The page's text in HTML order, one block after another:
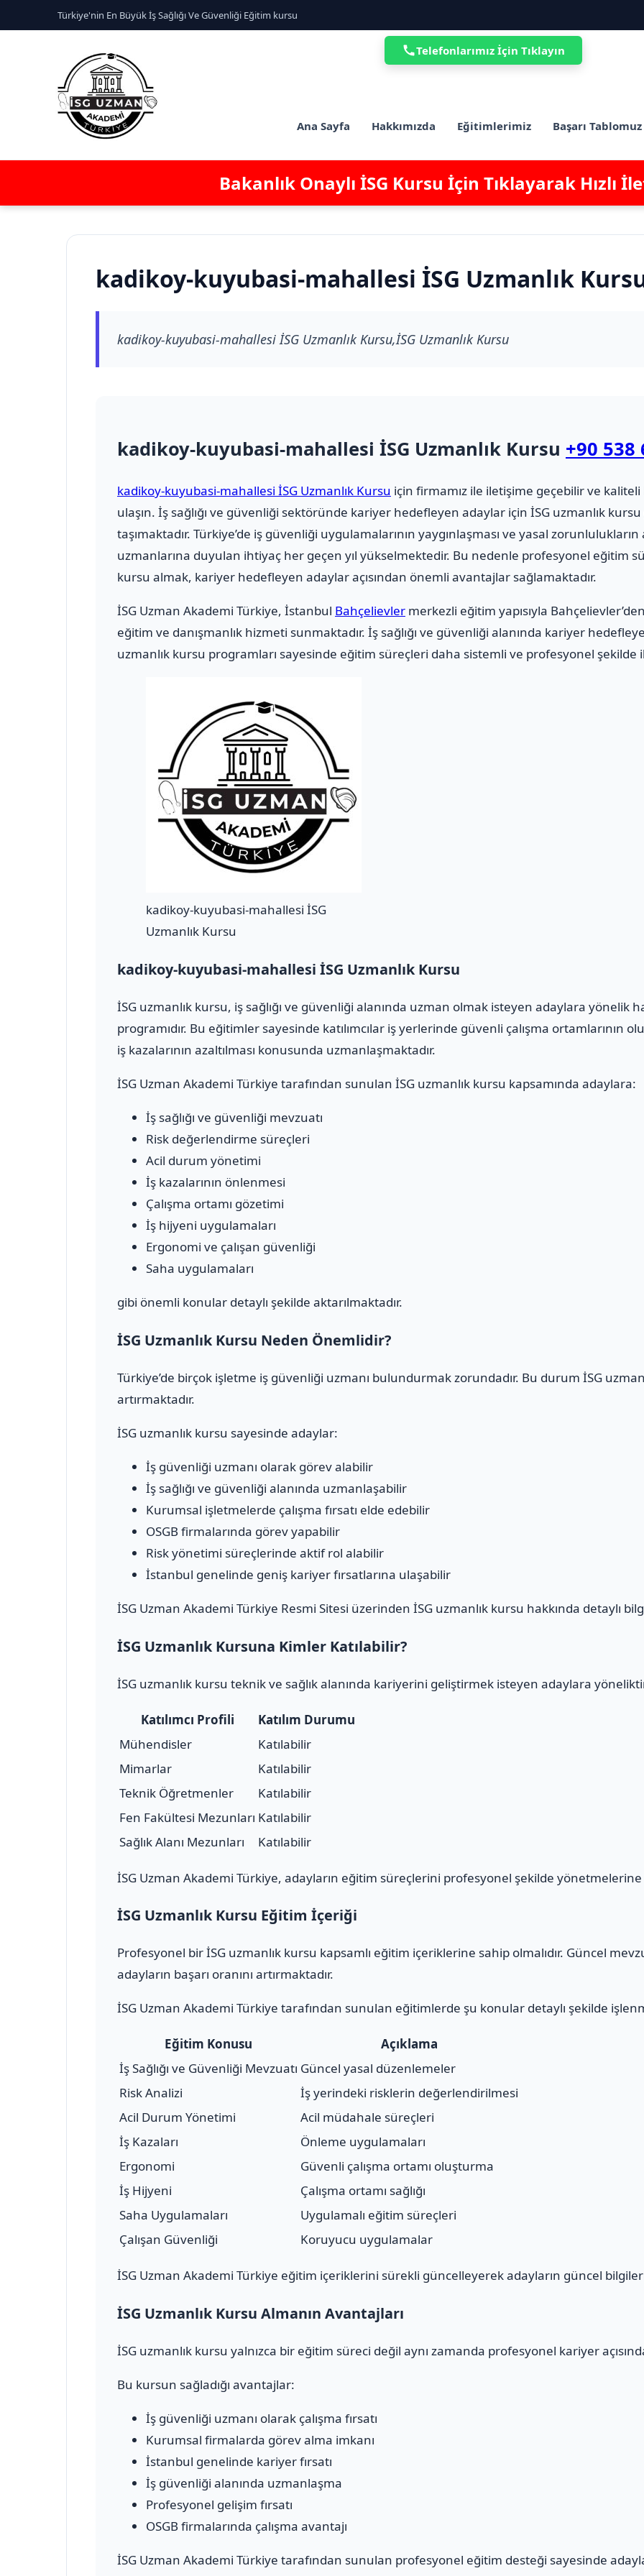
Türkiye'nin En Büyük İş Sağlığı Ve Güvenliği Eğitim kursu
Ana Sayfa Hakkımızda Eğitimlerimiz Başarı Tablomuz
Bakanlık Onaylı İSG Kursu İçin Tıklayarak Hızlı
kadikoy-kuyubasi-mahallesi İSG Uzmanlık
kadikoy-kuyubasi-mahallesi İSG Uzmanlık Kursu,İSG Uzmanlık Kursu
kadikoy-kuyubasi-mahallesi İSG Uzmanlık Kursu +90 538
kadikoy-kuyubasi-mahallesi İSG Uzmanlık Kursu için firmamız ile iletişime geçebilir ve
ulaşın. İş sağlığı ve güvenliği sektöründe kariyer hedefleyen adaylar için İSG uzmanlık
taşımaktadır. Türkiye’de iş güvenliği uygulamalarının yaygınlaşması ve yasal
uzmanlarına duyulan ihtiyaç her geçen yıl yükselmektedir. Bu nedenle profesyonel eğitim
kursu almak, kariyer hedefleyen adaylar açısından önemli avantajlar sağlamaktadır.
İSG Uzman Akademi Türkiye, İstanbul Bahçelievler merkezli eğitim yapısıyla
eğitim ve danışmanlık hizmeti sunmaktadır. İş sağlığı ve güvenliği alanında kariyer
uzmanlık kursu programları sayesinde eğitim süreçleri daha sistemli ve profesyonel şekilde
kadikoy-kuyubasi-mahallesi İSG
Uzmanlık Kursu
kadikoy-kuyubasi-mahallesi İSG Uzmanlık Kursu
İSG uzmanlık kursu, iş sağlığı ve güvenliği alanında uzman olmak isteyen adaylara yönelik
programıdır. Bu eğitimler sayesinde katılımcılar iş yerlerinde güvenli çalışma ortamlarının
iş kazalarının azaltılması konusunda uzmanlaşmaktadır.
İSG Uzman Akademi Türkiye tarafından sunulan İSG uzmanlık kursu kapsamında adaylara:
İş sağlığı ve güvenliği mevzuatı
Risk değerlendirme süreçleri
Acil durum yönetimi
İş kazalarının önlenmesi
Çalışma ortamı gözetimi
İş hijyeni uygulamaları
Ergonomi ve çalışan güvenliği
Saha uygulamaları
gibi önemli konular detaylı şekilde aktarılmaktadır.
İSG Uzmanlık Kursu Neden Önemlidir?
Türkiye’de birçok işletme iş güvenliği uzmanı bulundurmak zorundadır. Bu durum İSG
artırmaktadır.
İSG uzmanlık kursu sayesinde adaylar:
İş güvenliği uzmanı olarak görev alabilir
İş sağlığı ve güvenliği alanında uzmanlaşabilir
Kurumsal işletmelerde çalışma fırsatı elde edebilir
OSGB firmalarında görev yapabilir
Risk yönetimi süreçlerinde aktif rol alabilir
İstanbul genelinde geniş kariyer fırsatlarına ulaşabilir
İSG Uzman Akademi Türkiye Resmi Sitesi üzerinden İSG uzmanlık kursu hakkında detaylı
İSG Uzmanlık Kursuna Kimler Katılabilir?
İSG uzmanlık kursu teknik ve sağlık alanında kariyerini geliştirmek isteyen adaylara
Katılımcı Profili
Katılım Durumu
Mühendisler
Katılabilir
Mimarlar
Katılabilir
Teknik Öğretmenler
Katılabilir
Fen Fakültesi Mezunları Katılabilir
Sağlık Alanı Mezunları
Katılabilir
İSG Uzman Akademi Türkiye, adayların eğitim süreçlerini profesyonel şekilde yönetmelerine
İSG Uzmanlık Kursu Eğitim İçeriği
Profesyonel bir İSG uzmanlık kursu kapsamlı eğitim içeriklerine sahip olmalıdır. Güncel
adayların başarı oranını artırmaktadır.
İSG Uzman Akademi Türkiye tarafından sunulan eğitimlerde şu konular detaylı şekilde
Eğitim Konusu
Açıklama
İş Sağlığı ve Güvenliği Mevzuatı Güncel yasal düzenlemeler
Risk Analizi
İş yerindeki risklerin değerlendirilmesi
Acil Durum Yönetimi
Acil müdahale süreçleri
İş Kazaları
Önleme uygulamaları
Ergonomi
Güvenli çalışma ortamı oluşturma
İş Hijyeni
Çalışma ortamı sağlığı
Saha Uygulamaları
Uygulamalı eğitim süreçleri
Çalışan Güvenliği
Koruyucu uygulamalar
İSG Uzman Akademi Türkiye eğitim içeriklerini sürekli güncelleyerek adayların güncel
İSG Uzmanlık Kursu Almanın Avantajları
İSG uzmanlık kursu yalnızca bir eğitim süreci değil aynı zamanda profesyonel kariyer
Bu kursun sağladığı avantajlar:
İş güvenliği uzmanı olarak çalışma fırsatı
Kurumsal firmalarda görev alma imkanı
İstanbul genelinde kariyer fırsatı
İş güvenliği alanında uzmanlaşma
Profesyonel gelişim fırsatı
OSGB firmalarında çalışma avantajı
İSG Uzman Akademi Türkiye tarafından sunulan profesyonel eğitim desteği sayesinde
Telefonlarımız İçin Tıklayın